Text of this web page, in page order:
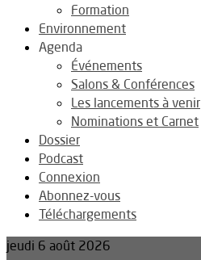
Formation
Environnement
Agenda
Événements
Salons & Conférences
Les lancements à venir
Nominations et Carnet
Dossier
Podcast
Connexion
Abonnez-vous
Téléchargements
jeudi 6 août 2026